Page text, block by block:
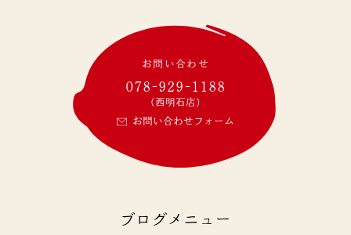
お問い合わせ
078-929-1188
(西明石店)
お問い合わせフォーム
ブログメニュー